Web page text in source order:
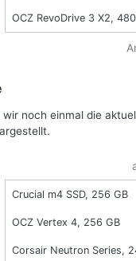
OCZ RevoDrive 3 X2,
noch einmal die
Crucial m4 SSD, 256 GB
OCZ Vertex 4, 256 GB
Corsair Neutron Series,